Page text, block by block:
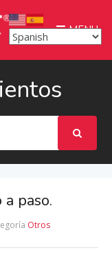
MENU
paso.
Otros